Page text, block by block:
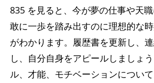
835 を見ると、今が夢の仕事や天
敢に一歩を踏み出すのに理想的な
がわかります。履歴書を更新し、
し、自分自身をアピールしましょ
ル、才能、モチベーションについ